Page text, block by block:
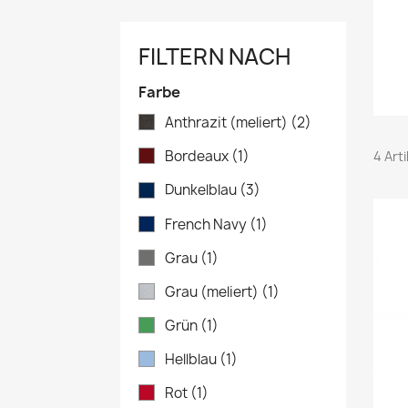
FILTERN NACH
Farbe
Anthrazit (meliert) (2)
Bordeaux (1)
Dunkelblau (3)
French Navy (1)
Grau (1)
Grau (meliert) (1)
Grün (1)
Hellblau (1)
Rot (1)
4